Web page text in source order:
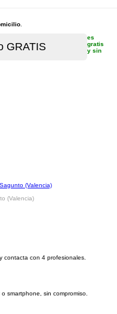
es
gratis
y sin
(Valencia)
(Valencia)
contacta con 4 profesionales.
smartphone, sin compromiso.